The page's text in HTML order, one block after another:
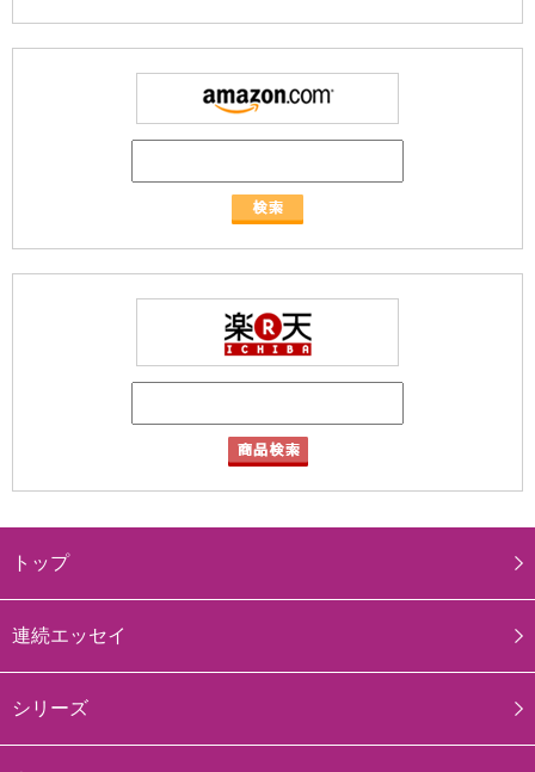
トップ
連続エッセイ
シリーズ